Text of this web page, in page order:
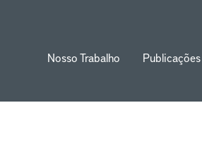
Nosso Trabalho